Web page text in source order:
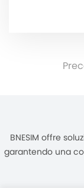
BNESIM offre
garantendo una